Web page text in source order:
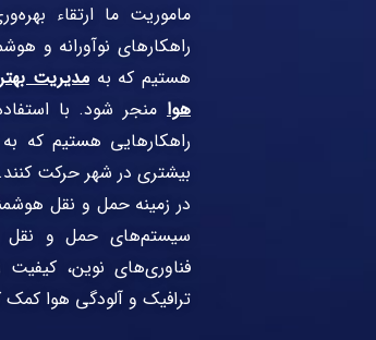
ماموریت ما ارتقاء
راهکارهای نوآورانه و
هستیم که بهمدیریت
هوا منجر شود. با
راهکارهایی هستیم که
بیشتری در شهر حرکت
در زمینه حمل و نقل
سیستم‌های حمل و نقل
فناوری‌های نوین،
ترافیک و آلودگی هوا کمک